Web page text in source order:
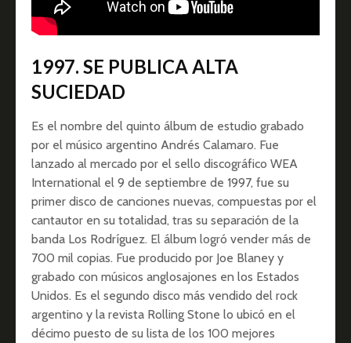
1997. SE PUBLICA ALTA
SUCIEDAD
Es el nombre del quinto álbum de estudio grabado
por el músico argentino Andrés Calamaro. Fue
lanzado al mercado por el sello discográfico WEA
International el 9 de septiembre de 1997, fue su
primer disco de canciones nuevas, compuestas por el
cantautor en su totalidad, tras su separación de la
banda Los Rodríguez. El álbum logró vender más de
700 mil copias. Fue producido por Joe Blaney y
grabado con músicos anglosajones en los Estados
Unidos. Es el segundo disco más vendido del rock
argentino y la revista Rolling Stone lo ubicó en el
décimo puesto de su lista de los 100 mejores